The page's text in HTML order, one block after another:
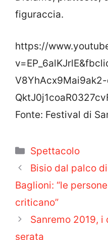
figuraccia.
https://
Fonte: Festival di
Categorie
Spettacolo
Bisio dal palco
Baglioni: “le
criticano”
Sanremo 2019,
serata